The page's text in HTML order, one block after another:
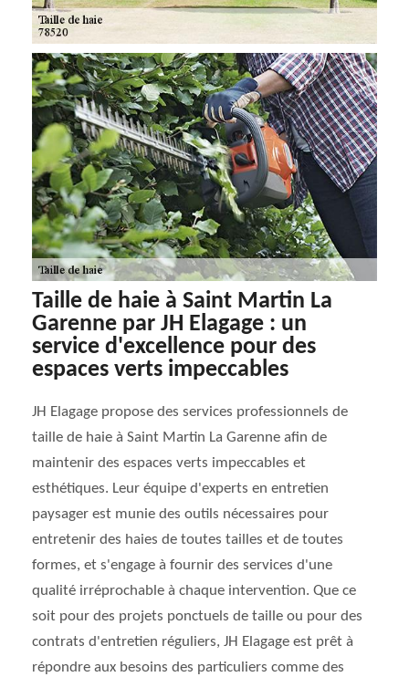
Taille de haie à Saint Martin La
Garenne par JH Elagage : un
service d'excellence pour des
espaces verts impeccables
JH Elagage propose des services professionnels de
taille de haie à Saint Martin La Garenne afin de
maintenir des espaces verts impeccables et
esthétiques. Leur équipe d'experts en entretien
paysager est munie des outils nécessaires pour
entretenir des haies de toutes tailles et de toutes
formes, et s'engage à fournir des services d'une
qualité irréprochable à chaque intervention. Que ce
soit pour des projets ponctuels de taille ou pour des
contrats d'entretien réguliers, JH Elagage est prêt à
répondre aux besoins des particuliers comme des